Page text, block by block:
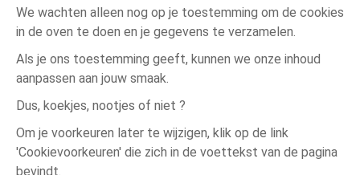
We wachten alleen nog op je toestemming om de cookies
in de oven te doen en je gegevens te verzamelen.
Als je ons toestemming geeft, kunnen we onze inhoud
aanpassen aan jouw smaak.
Dus, koekjes, nootjes of niet ?
Om je voorkeuren later te wijzigen, klik op de link
'Cookievoorkeuren' die zich in de voettekst van de pagina
bevindt.
Ecru Ecru
3
Algemene verkoopsvoorwaarden
Wettelijke bepalingen
Persoonsgegevens